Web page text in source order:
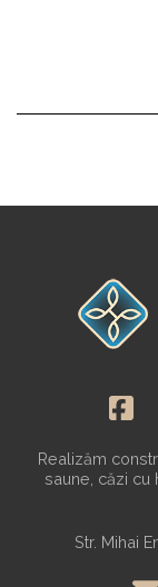
Realizăm
saune, căzi cu
Str. Mihai